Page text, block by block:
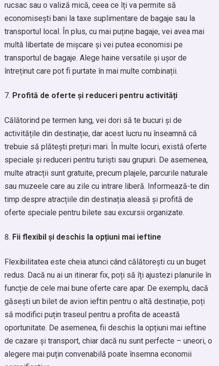
rucsac sau o valiză mică, ceea ce îți va permite să
economisești bani la taxe suplimentare de bagaje sau la
transportul local. În plus, cu mai puține bagaje, vei avea mai
multă libertate de mișcare și vei putea economisi pe
transportul de bagaje. Alege haine versatile și ușor de
întreținut care pot fi purtate în mai multe combinații.
Profită de oferte și reduceri pentru activități
Călătorind pe termen lung, vei dori să te bucuri și de
activitățile din destinație, dar acest lucru nu înseamnă că
trebuie să plătești prețuri mari. În multe locuri, există oferte
speciale și reduceri pentru turiști sau grupuri. De asemenea,
multe atracții sunt gratuite, precum plajele, parcurile naturale
sau muzeele care au zile cu intrare liberă. Informează-te din
timp despre atracțiile din destinația aleasă și profită de
oferte speciale pentru bilete sau excursii organizate.
Fii flexibil și deschis la opțiuni mai ieftine
Flexibilitatea este cheia atunci când călătorești cu un buget
redus. Dacă nu ai un itinerar fix, poți să îți ajustezi planurile în
funcție de cele mai bune oferte care apar. De exemplu, dacă
găsești un bilet de avion ieftin pentru o altă destinație, poți
să modifici puțin traseul pentru a profita de această
oportunitate. De asemenea, fii deschis la opțiuni mai ieftine
de cazare și transport, chiar dacă nu sunt perfecte – uneori, o
alegere mai puțin convenabilă poate însemna economii